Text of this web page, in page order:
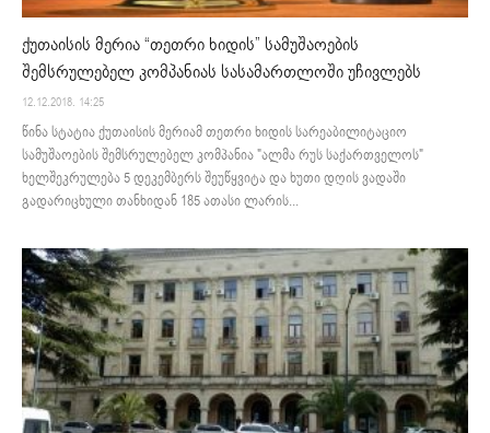
ქუთაისის მერია “თეთრი ხიდის” სამუშაოების
შემსრულებელ კომპანიას სასამართლოში უჩივლებს
12.12.2018. 14:25
წინა სტატია ქუთაისის მერიამ თეთრი ხიდის სარეაბილიტაციო
სამუშაოების შემსრულებელ კომპანია "ალმა რუს საქართველოს"
ხელშეკრულება 5 დეკემბერს შეუწყვიტა და ხუთი დღის ვადაში
გადარიცხული თანხიდან 185 ათასი ლარის...